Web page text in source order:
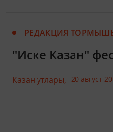
РЕДАКЦИЯ
"Иске Казан"
Казан утлары, 20 август